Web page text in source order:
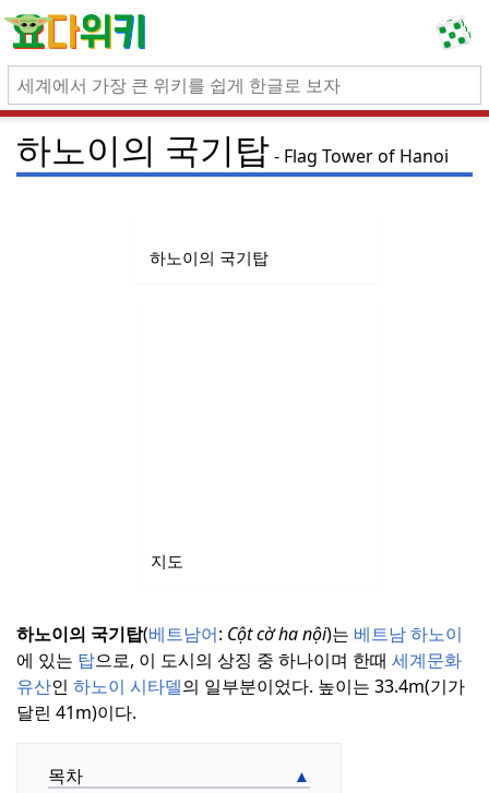
하노이의 국기탑 Flag Tower of Hanoi
하노이의 국기탑
지도
하노이의 국기탑(베트남어: Cột cờ ha nội)는 베트남하노이
에 있는 탑으로, 이 도시의 상징 중 하나이며 한때 세계문화
유산인 하노이 시타델의 일부분이었다. 높이는 33.4m(기가
달린 41m)이다.
목차